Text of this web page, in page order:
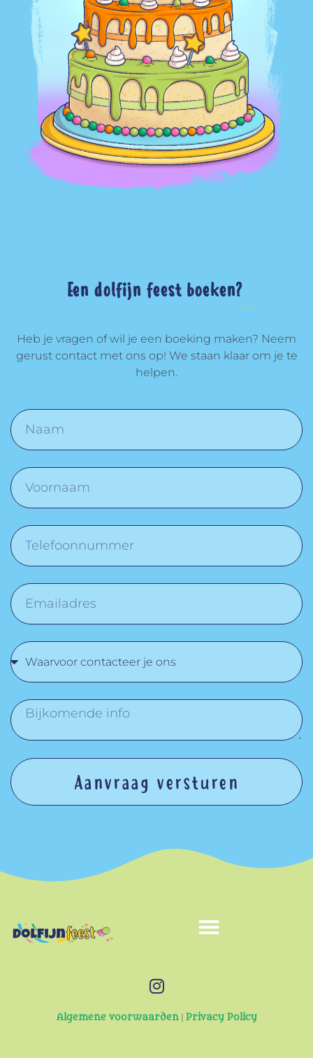
Een dolfijn feest boeken?
Heb je vragen of wil je een boeking maken? Neem
gerust contact met ons op! We staan klaar om je te
helpen.
Aanvraag versturen
Algemene voorwaarden| Privacy Policy